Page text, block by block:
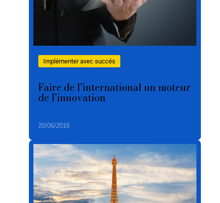
Implémenter avec succés
Faire de l’international un moteur
de l’innovation
20/06/2016